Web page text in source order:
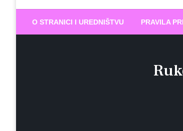
Biram
O STRANICI I UREDNIŠTVU PRAVILA